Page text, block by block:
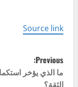
Source link
P
o
Previous:
ما الذي يؤخر
الثقة؟